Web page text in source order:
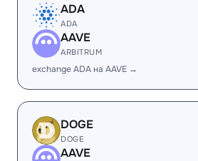
ADA
ADA
AAVE
ARBITRUM
exchange ADA на AAVE →
DOGE
DOGE
AAVE